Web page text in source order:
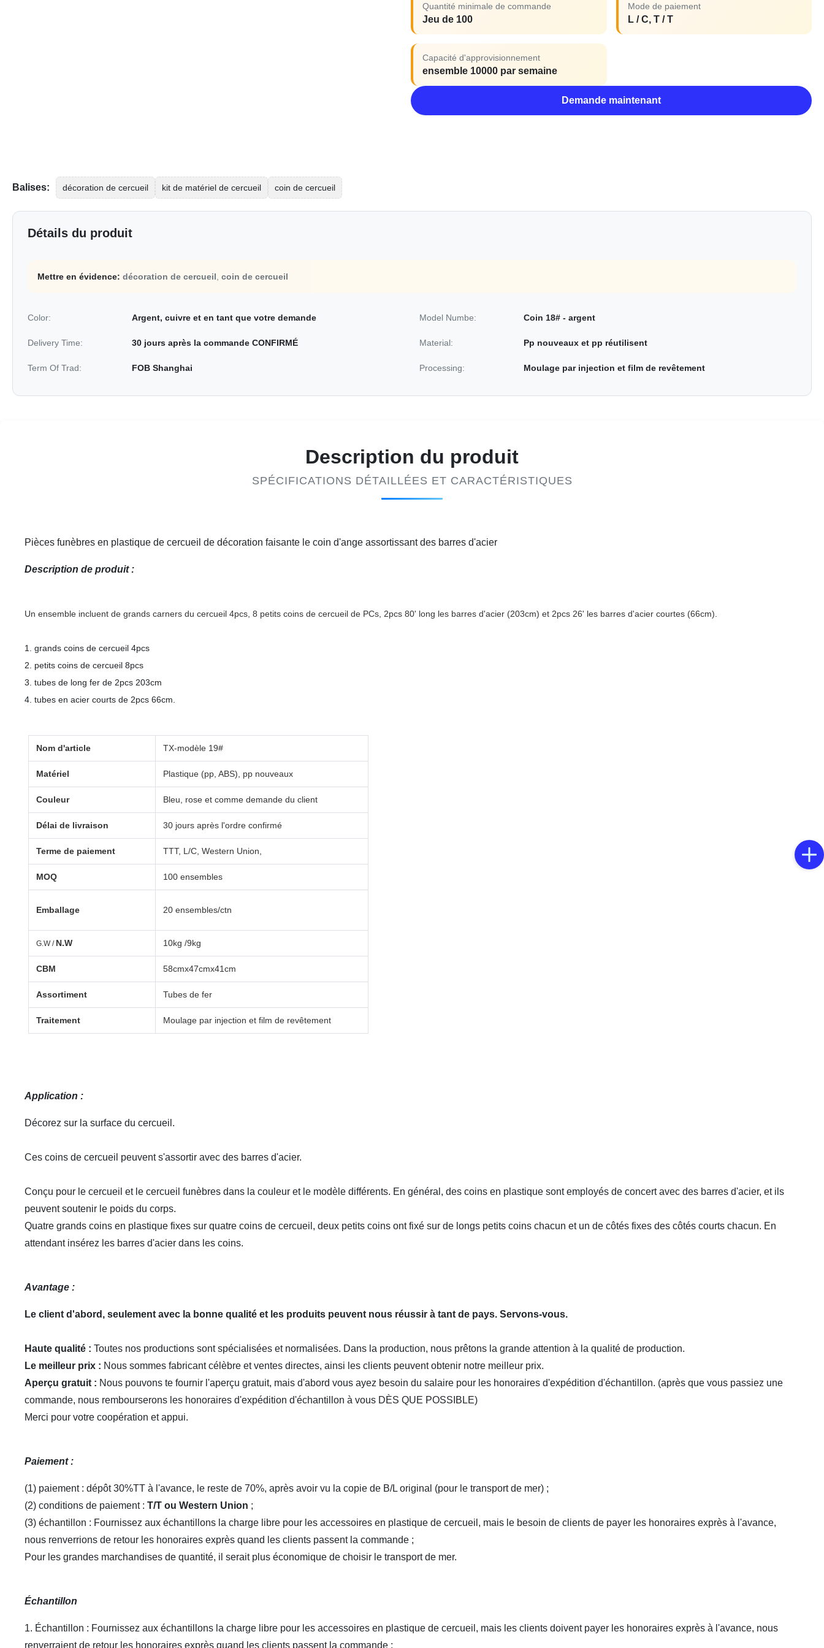
Quantité minimale de commande
Jeu de 100
Mode de paiement
L / C, T / T
Capacité d'approvisionnement
ensemble 10000 par semaine
Demande maintenant
Balises: décoration de cercueil kit de matériel de cercueil coin de cercueil
Détails du produit
Mettre en évidence: décoration de cercueil coin de cercueil
Color: Argent, cuivre et en tant que votre demande Model Numbe: Coin 18# - argent
Delivery Time: 30 jours après la commande CONFIRMÉ Material: Pp nouveaux et pp réutilisent
Term Of Trad: FOB Shanghai Processing: Moulage par injection et film de revêtement
Description du produit
SPÉCIFICATIONS DÉTAILLÉES ET CARACTÉRISTIQUES
Pièces funèbres en plastique de cercueil de décoration faisante le coin d'ange assortissant des barres d'acier
Description de produit :
Un ensemble incluent de grands carners du cercueil 4pcs, 8 petits coins de cercueil de PCs, 2pcs 80' long les barres d'acier (203cm) et 2pcs 26' les barres d'acier courtes (66cm).
1. grands coins de cercueil 4pcs
2. petits coins de cercueil 8pcs
3. tubes de long fer de 2pcs 203cm
4. tubes en acier courts de 2pcs 66cm.
Nom d'article TX-modèle 19#
Matériel Plastique (pp, ABS), pp nouveaux
Couleur Bleu, rose et comme demande du client
Délai de livraison 30 jours après l'ordre confirmé
Terme de paiement TTT, L/C, Western Union,
MOQ 100 ensembles
Emballage 20 ensembles/ctn
G.W / N.W 10kg /9kg
CBM 58cmx47cmx41cm
Assortiment Tubes de fer
Traitement Moulage par injection et film de revêtement
Application :
Décorez sur la surface du cercueil.
Ces coins de cercueil peuvent s'assortir avec des barres d'acier.
Conçu pour le cercueil et le cercueil funèbres dans la couleur et le modèle différents. En général, des coins en plastique sont employés de concert avec des barres d'acier, et ils
peuvent soutenir le poids du corps.
Quatre grands coins en plastique fixes sur quatre coins de cercueil, deux petits coins ont fixé sur de longs petits coins chacun et un de côtés fixes des côtés courts chacun. En
attendant insérez les barres d'acier dans les coins.
Avantage :
Le client d'abord, seulement avec la bonne qualité et les produits peuvent nous réussir à tant de pays. Servons-vous.
Haute qualité : Toutes nos productions sont spécialisées et normalisées. Dans la production, nous prêtons la grande attention à la qualité de production.
Le meilleur prix : Nous sommes fabricant célèbre et ventes directes, ainsi les clients peuvent obtenir notre meilleur prix.
Aperçu gratuit : Nous pouvons te fournir l'aperçu gratuit, mais d'abord vous ayez besoin du salaire pour les honoraires d'expédition d'échantillon. (après que vous passiez une
commande, nous rembourserons les honoraires d'expédition d'échantillon à vous DÈS QUE POSSIBLE)
Merci pour votre coopération et appui.
Paiement :
(1) paiement : dépôt 30%TT à l'avance, le reste de 70%, après avoir vu la copie de B/L original (pour le transport de mer) ;
(2) conditions de paiement : T/T ou Western Union ;
(3) échantillon : Fournissez aux échantillons la charge libre pour les accessoires en plastique de cercueil, mais le besoin de clients de payer les honoraires exprès à l'avance,
nous renverrions de retour les honoraires exprès quand les clients passent la commande ;
Pour les grandes marchandises de quantité, il serait plus économique de choisir le transport de mer.
Échantillon
1. Échantillon : Fournissez aux échantillons la charge libre pour les accessoires en plastique de cercueil, mais les clients doivent payer les honoraires exprès à l'avance, nous
renverraient de retour les honoraires exprès quand les clients passent la commande ;